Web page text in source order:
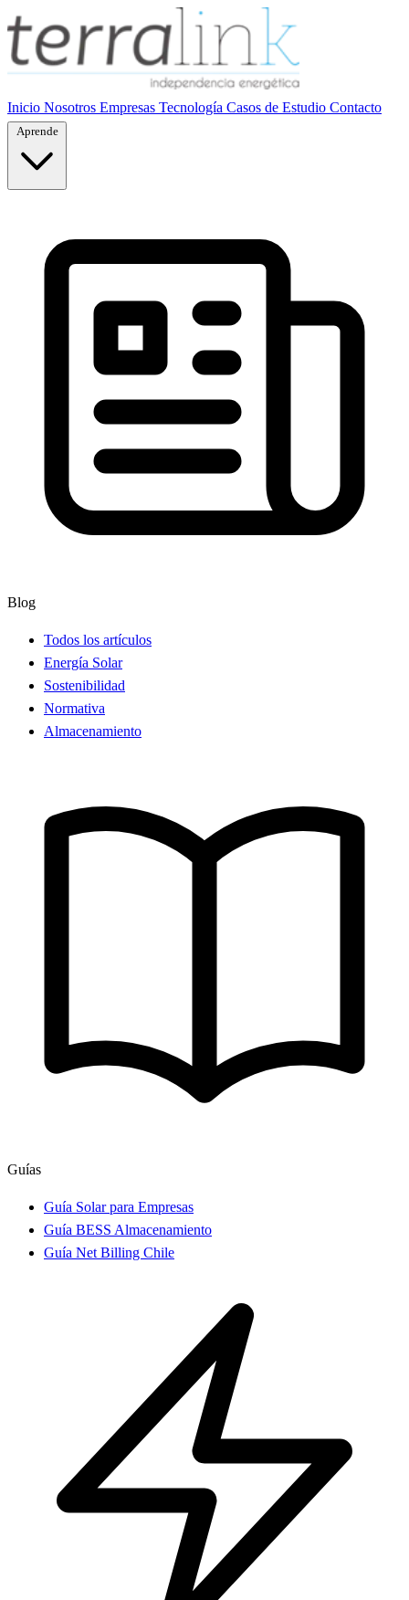
Inicio Nosotros Empresas Tecnología Casos de Estudio Contacto
Aprende
Blog
Todos los artículos
Energía Solar
Sostenibilidad
Normativa
Almacenamiento
Guías
Guía Solar para Empresas
Guía BESS Almacenamiento
Guía Net Billing Chile